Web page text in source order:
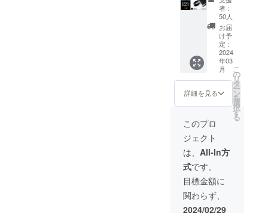
より出
荷時期
が遅れ
る場合
があり
ます。
※デザイ
ン・仕
様は変
更にな
る可能
性もご
ざいま
す。ご
了承く
ださ
状況、
材の供
給状
況、製
造工程
上の都
合等に
より出
荷時期
グ リン
V2（黒
） × 1個
※皆様の
ご支援
により
量産効
率が向
上した
売価格
が販売
予定価
格より
下がる
可能性
もござ
いま
す。 ※
デザイ
グ
V2（黒
）
12％OF
販売価
格：
3,980円
の
【12％
OFF】
⇒
3,502円
（税・
送料
込）
【内
容】
■SYAN
TOリン
グ リン
グ
者：
50人
お届
け予
定：
2024
年03
月
詳細を見る
こ
の
リ
タ
ー
ン
を
選
択
す
る
このプロ
ジェクト
は、 All-In方
式です。
目標金額に
関わらず、
2024/02/29